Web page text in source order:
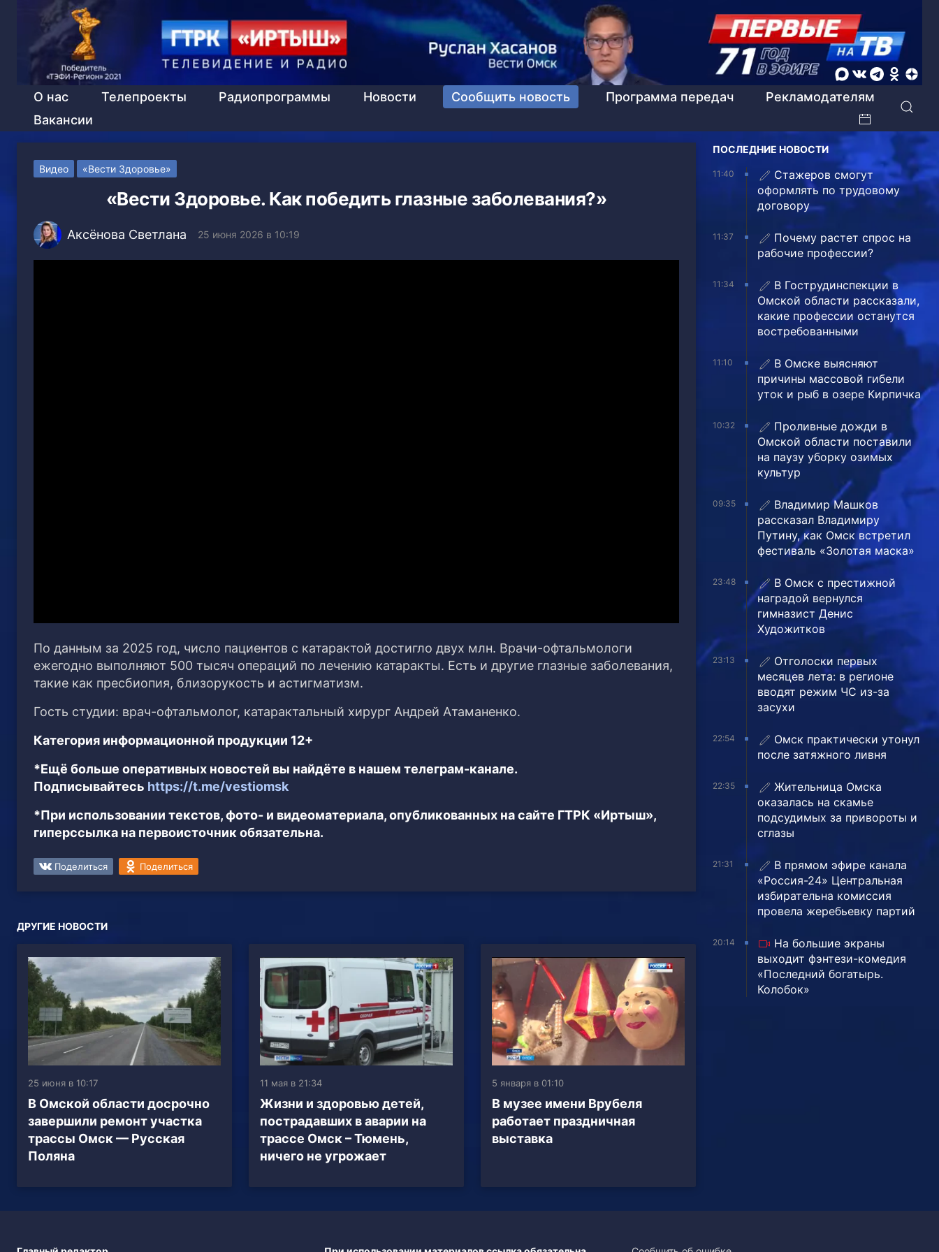
О нас Телепроекты Радиопрограммы Новости Сообщить новость Программа передач
Рекламодателям
Вакансии
Видео «Вести Здоровье»
«Вести Здоровье. Как победить глазные заболевания?»
Аксёнова Светлана 25 июня 2026 в 10:19
По данным за 2025 год, число пациентов с катарактой достигло двух млн. Врачи-офтальмологи
ежегодно выполняют 500 тысяч операций по лечению катаракты. Есть и другие глазные заболевания,
такие как пресбиопия, близорукость и астигматизм.
Гость студии: врач-офтальмолог, катарактальный хирург Андрей Атаманенко.
Категория информационной продукции 12+
*Ещё больше оперативных новостей вы найдёте в нашем телеграм-канале.
Подписывайтесь https://t.me/vestiomsk
*При использовании текстов, фото- и видеоматериала, опубликованных на сайте ГТРК «Иртыш»,
гиперссылка на первоисточник обязательна.
Поделиться Поделиться
ДРУГИЕ НОВОСТИ
25 июня в 10:17
В Омской области досрочно
завершили ремонт участка
трассы Омск — Русская
Поляна
11 мая в 21:34
Жизни и здоровью детей,
пострадавших в аварии на
трассе Омск – Тюмень,
ничего не угрожает
5 января в 01:10
В музее имени Врубеля
работает праздничная
выставка
ПОСЛЕДНИЕ НОВОСТИ
11:40
Стажеров смогут
оформлять по трудовому
договору
11:37
Почему растет спрос на
рабочие профессии?
11:34
В Гострудинспекции в
Омской области рассказали,
какие профессии останутся
востребованными
11:10
В Омске выясняют
причины массовой гибели
уток и рыб в озере Кирпичка
10:32
Проливные дожди в
Омской области поставили
на паузу уборку озимых
культур
09:35
Владимир Машков
рассказал Владимиру
Путину, как Омск встретил
фестиваль «Золотая маска»
23:48
В Омск с престижной
наградой вернулся
гимназист Денис
Художитков
23:13
Отголоски первых
месяцев лета: в регионе
вводят режим ЧС из-за
засухи
22:54
Омск практически утонул
после затяжного ливня
22:35
Жительница Омска
оказалась на скамье
подсудимых за привороты и
сглазы
21:31
В прямом эфире канала
«Россия-24» Центральная
избирательна комиссия
провела жеребьевку партий
20:14
На большие экраны
выходит фэнтези-комедия
«Последний богатырь.
Колобок»